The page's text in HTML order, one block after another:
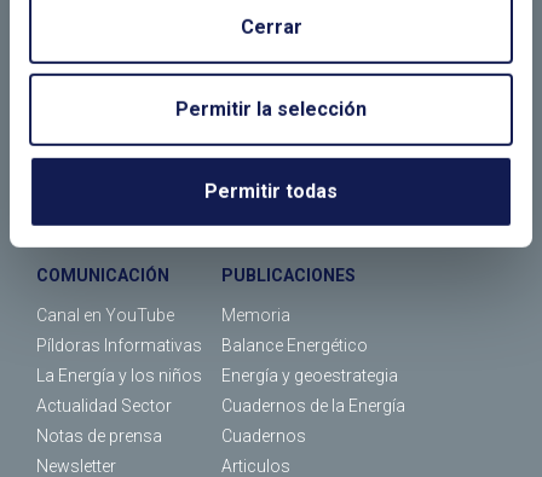
Cerrar
Permitir la selección
Permitir todas
Cursos
Calendario de eventos
COMUNICACIÓN
Canal en YouTube
Píldoras Informativas
La Energía y los niños
Actualidad Sector
Notas de prensa
Newsletter
PUBLICACIONES
Memoria
Balance Energético
Energía y geoestrategia
Cuadernos de la Energía
Cuadernos
Articulos